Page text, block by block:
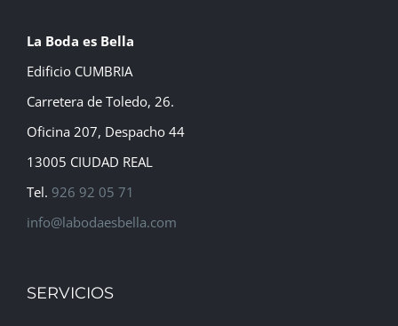
La Boda es Bella
Edificio CUMBRIA
Carretera de Toledo, 26.
Oficina 207, Despacho 44
13005 CIUDAD REAL
Tel. 926 92 05 71
info@labodaesbella.com
SERVICIOS